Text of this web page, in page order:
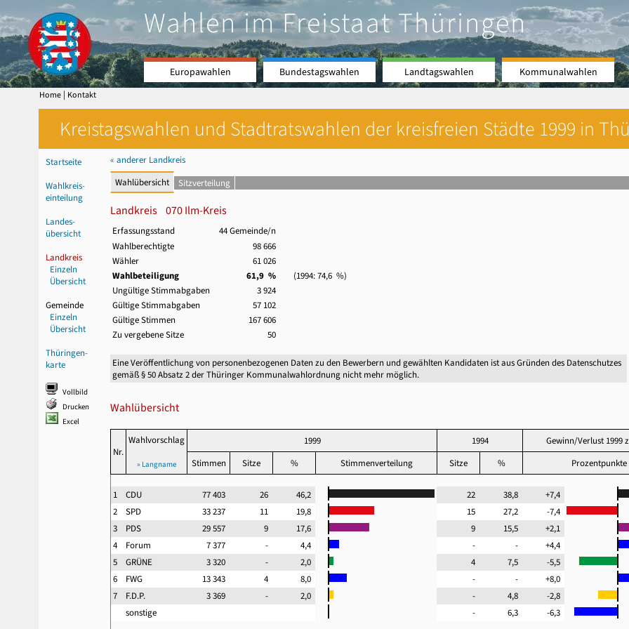
Wahlen im Freistaat Thüringen
Europawahlen Bundestagswahlen Landtagswahlen Kommunalwahlen
Home | Kontakt
Kreistagswahlen und Stadtratswahlen der kreisfreien Städte 1999 in
Startseite
Wahlkreis-
einteilung
Landes-
übersicht
Landkreis
Einzeln
Übersicht
Gemeinde
Einzeln
Übersicht
Thüringen-
karte
Vollbild
Drucken
Excel
« anderer Landkreis
Wahlübersicht
Sitzverteilung
Landkreis 070 Ilm-Kreis
Erfassungsstand
44 Gemeinde/n
Wahlberechtigte
98 666
Wähler
61 026
Wahlbeteiligung
61,9 %
(1994: 74,6 %)
Ungültige Stimmabgaben
3 924
Gültige Stimmabgaben
57 102
Gültige Stimmen
167 606
Zu vergebene Sitze
50
Eine Veröffentlichung von personenbezogenen Daten zu den Bewerbern und gewählten Kandidaten ist aus Gründen des Datenschutzes
gemäß § 50 Absatz 2 der Thüringer Kommunalwahlordnung nicht mehr möglich.
Wahlübersicht
Nr.
Wahlvorschlag
» Langname
1999 1994
Gewinn/Verlust 1999
Stimmen
Sitze % Stimmenverteilung Sitze % Prozentpunkte
1 CDU 77 403 26 46,2 22 38,8
+7,4
2 SPD 33 237 11 19,8 15 27,2
-7,4
3 PDS 29 557 9 17,6 9 15,5
+2,1
4 Forum 7 377 - 4,4 - -
+4,4
5 GRÜNE 3 320 - 2,0 4 7,5
-5,5
6 FWG 13 343 4 8,0 - -
+8,0
7 F.D.P. 3 369 - 2,0 - 4,8
-2,8
sonstige
- 6,3 -6,3